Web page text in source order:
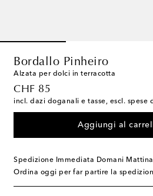
Bordallo Pinheiro
Alzata per dolci in terracotta
CHF 85
original price
incl. dazi doganali e tasse, escl. spese
Aggiungi al
Spedizione Immediata Domani Mattina
Ordina oggi per far partire la